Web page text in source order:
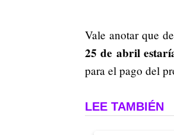
Vale anotar que
25 de abril
para el pago del
LEE TAMBIÉN